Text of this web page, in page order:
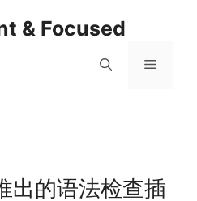
& Focused
菜
出的语法检查插